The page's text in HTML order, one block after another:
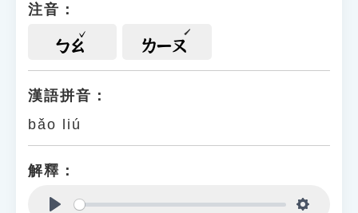
遊戲專區
貓頭鷹博士
注音：
ㄅㄠ ㄌㄧㄡ
漢語拼音：
bǎo liú
解釋：